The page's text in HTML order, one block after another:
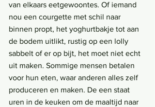
van elkaars eetgewoontes. Of iemand
nou een courgette met schil naar
binnen propt, het yoghurtbakje tot aan
de bodem uitlikt, rustig op een lolly
sabbelt of er op bijt, het moet niet echt
uit maken. Sommige mensen betalen
voor hun eten, waar anderen alles zelf
produceren en maken. De een staat
uren in de keuken om de maaltijd naar